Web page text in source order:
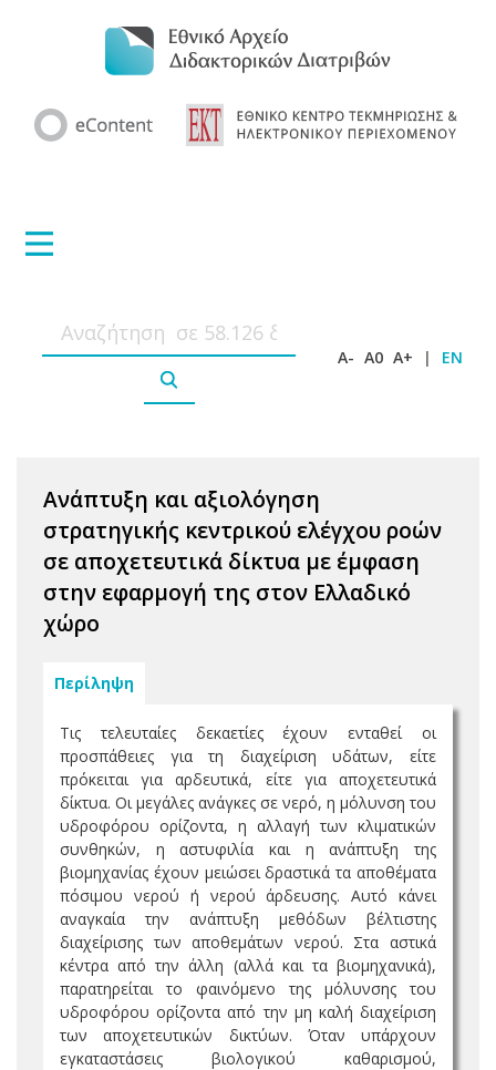
A- A0 A+ | EN
Ανάπτυξη και αξιολόγηση
στρατηγικής κεντρικού ελέγχου ροών
σε αποχετευτικά δίκτυα µε έµφαση
στην εφαρµογή της στον Ελλαδικό
χώρο
Περίληψη
Τις τελευταίες δεκαετίες έχουν ενταθεί οι
προσπάθειες για τη διαχείριση υδάτων, είτε
πρόκειται για αρδευτικά, είτε για αποχετευτικά
δίκτυα. Οι µεγάλες ανάγκες σε νερό, η µόλυνση του
υδροφόρου ορίζοντα, η αλλαγή των κλιµατικών
συνθηκών, η αστυφιλία και η ανάπτυξη της
βιοµηχανίας έχουν µειώσει δραστικά τα αποθέµατα
πόσιµου νερού ή νερού άρδευσης. Αυτό κάνει
αναγκαία την ανάπτυξη µεθόδων βέλτιστης
διαχείρισης των αποθεµάτων νερού. Στα αστικά
κέντρα από την άλλη (αλλά και τα βιοµηχανικά),
παρατηρείται το φαινόµενο της µόλυνσης του
υδροφόρου ορίζοντα από την µη καλή διαχείριση
των αποχετευτικών δικτύων. Όταν υπάρχουν
εγκαταστάσεις βιολογικού καθαρισµού,